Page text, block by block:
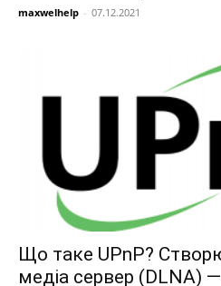
maxwelhelp - 07.12.2021
Що таке UPnP?
медіа сервер (DLNA) —